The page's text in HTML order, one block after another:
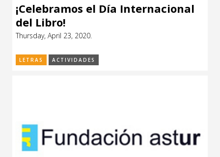
¡Celebramos el Día Internacional
del Libro!
Thursday, April 23, 2020.
LETRAS ACTIVIDADES